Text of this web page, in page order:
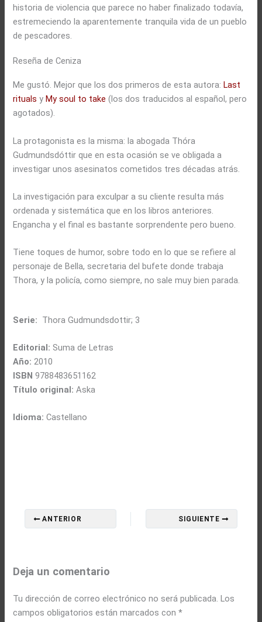
historia de violencia que parece no haber finalizado todavía,
estremeciendo la aparentemente tranquila vida de un pueblo
de pescadores.
Reseña de Ceniza
Me gustó. Mejor que los dos primeros de esta autora:Last
rituals yMy soul to take (los dos traducidos al español, pero
agotados).
La protagonista es la misma: la abogada Thóra
Gudmundsdóttir que en esta ocasión se ve obligada a
investigar unos asesinatos cometidos tres décadas atrás.
La investigación para exculpar a su cliente resulta más
ordenada y sistemática que en los libros anteriores.
Engancha y el final es bastante sorprendente pero bueno.
Tiene toques de humor, sobre todo en lo que se refiere al
personaje de Bella, secretaria del bufete donde trabaja
Thora, y la policía, como siempre, no sale muy bien parada.
Serie: Thora Gudmundsdottir; 3
Editorial: Suma de Letras
Año: 2010
ISBN 9788483651162
Título original: Aska
Idioma: Castellano
ANTERIOR SIGUIENTE
Deja un comentario
Tu dirección de correo electrónico no será publicada. Los
campos obligatorios están marcados con*